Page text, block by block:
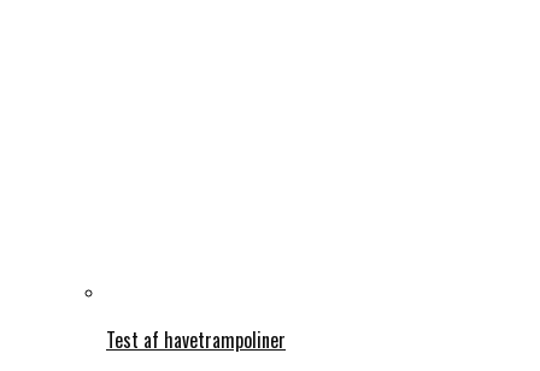
Test af havetrampoliner